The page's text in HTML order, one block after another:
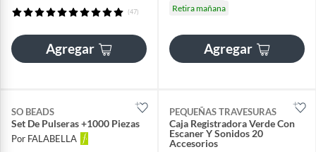
(47)
Agregar
Retira mañana
Agregar
SO BEADS
Set De Pulseras +1000 Piezas
Por FALABELLA
PEQUEÑAS TRAVESURAS
Caja Registradora Verde Con
Escaner Y Sonidos 20
Accesorios